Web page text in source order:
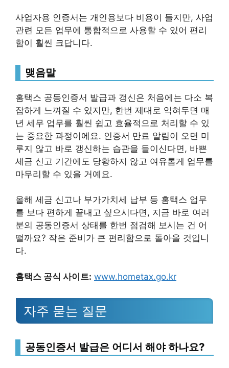
사업자용 인증서는 개인용보다 비용이 들지만, 사업
관련 모든 업무에 통합적으로 사용할 수 있어 편리
함이 훨씬 크답니다.
맺음말
홈택스 공동인증서 발급과 갱신은 처음에는 다소 복
잡하게 느껴질 수 있지만, 한번 제대로 익혀두면 매
년 세무 업무를 훨씬 쉽고 효율적으로 처리할 수 있
는 중요한 과정이에요. 인증서 만료 알림이 오면 미
루지 않고 바로 갱신하는 습관을 들이신다면, 바쁜
세금 신고 기간에도 당황하지 않고 여유롭게 업무를
마무리할 수 있을 거예요.
올해 세금 신고나 부가가치세 납부 등 홈택스 업무
를 보다 편하게 끝내고 싶으시다면, 지금 바로 여러
분의 공동인증서 상태를 한번 점검해 보시는 건 어
떨까요? 작은 준비가 큰 편리함으로 돌아올 것입니
다.
홈택스 공식 사이트: www.hometax.go.kr
자주 묻는 질문
공동인증서 발급은 어디서 해야 하나요?